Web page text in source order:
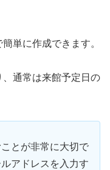
単に作成できます。
通常は来館予定日の
とが非常に大切で
アドレスを入力す